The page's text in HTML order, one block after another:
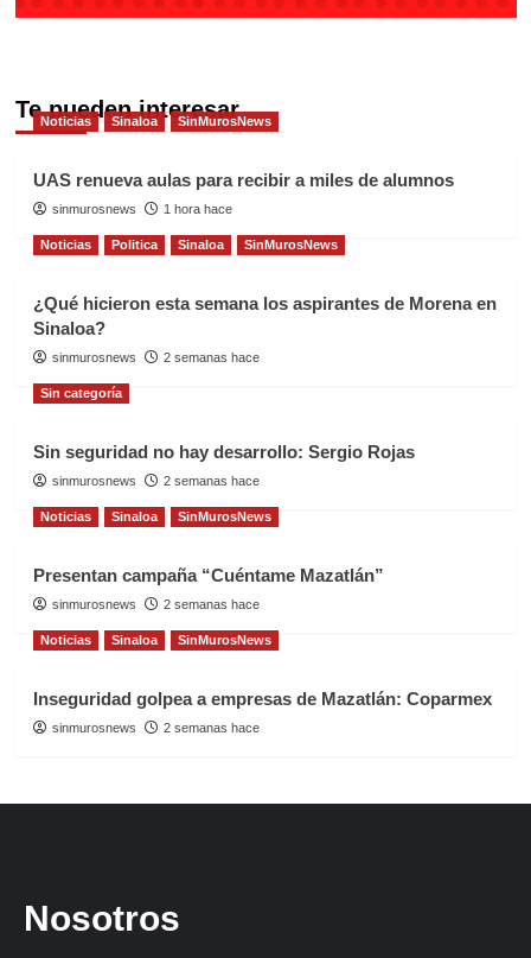
Te pueden interesar
Noticias Sinaloa SinMurosNews
UAS renueva aulas para recibir a miles de alumnos
sinmurosnews 1 hora hace
Noticias Politica Sinaloa SinMurosNews
¿Qué hicieron esta semana los aspirantes de Morena en
Sinaloa?
sinmurosnews 2 semanas hace
Sin categoría
Sin seguridad no hay desarrollo: Sergio Rojas
sinmurosnews 2 semanas hace
Noticias Sinaloa SinMurosNews
Presentan campaña “Cuéntame Mazatlán”
sinmurosnews 2 semanas hace
Noticias Sinaloa SinMurosNews
Inseguridad golpea a empresas de Mazatlán: Coparmex
sinmurosnews 2 semanas hace
Nosotros